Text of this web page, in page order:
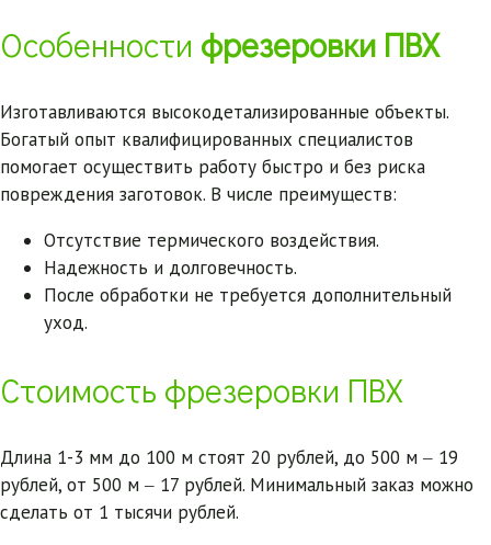
Особенности фрезеровки ПВХ
Изготавливаются высокодетализированные объекты.
Богатый опыт квалифицированных специалистов
помогает осуществить работу быстро и без риска
повреждения заготовок. В числе преимуществ:
Отсутствие термического воздействия.
Надежность и долговечность.
После обработки не требуется дополнительный
уход.
Стоимость фрезеровки ПВХ
Длина 1-3 мм до 100 м стоят 20 рублей, до 500 м ‒ 19
рублей, от 500 м ‒ 17 рублей. Минимальный заказ можно
сделать от 1 тысячи рублей.